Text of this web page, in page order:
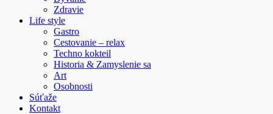
Zdravie
Life style
Gastro
Cestovanie – relax
Techno kokteil
Historia & Zamyslenie sa
Art
Osobnosti
Súťaže
Kontakt